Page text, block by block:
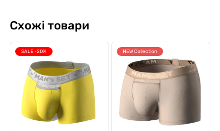
Схожі товари
SALE -20% NEW Collection